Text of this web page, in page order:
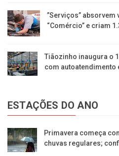
​”Serviços” absorvem
“Comércio” e criam
Tiãozinho inaugura o
com autoatendimento
ESTAÇÕES DO ANO
Primavera começa
chuvas regulares;